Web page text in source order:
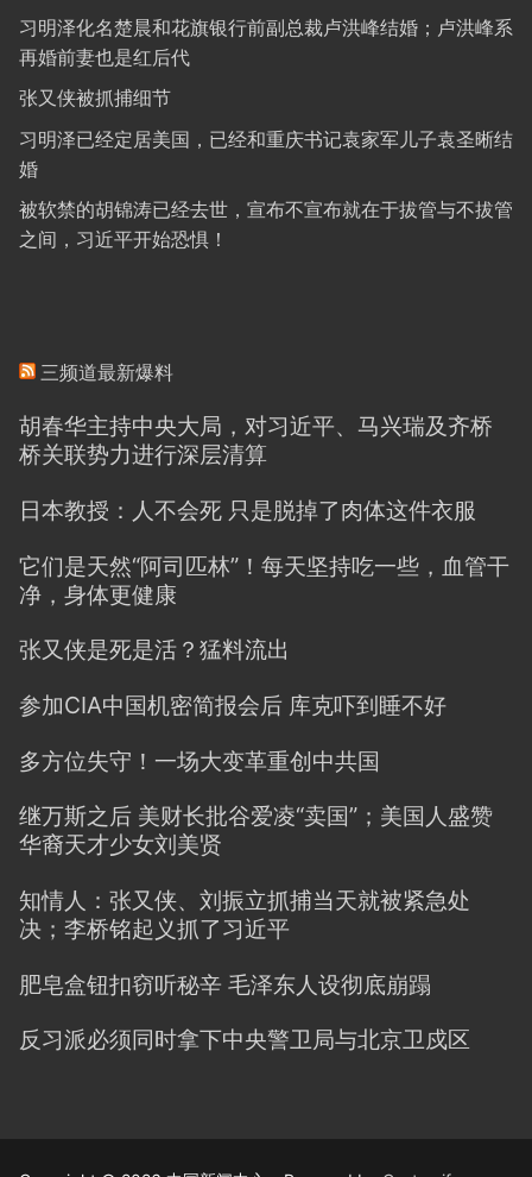
习明泽化名楚晨和花旗银行前副总裁卢洪峰结婚；卢洪峰系
再婚前妻也是红后代
张又侠被抓捕细节
习明泽已经定居美国，已经和重庆书记袁家军儿子袁圣晰结
婚
被软禁的胡锦涛已经去世，宣布不宣布就在于拔管与不拔管
之间，习近平开始恐惧！
三频道最新爆料
胡春华主持中央大局，对习近平、马兴瑞及齐桥
桥关联势力进行深层清算
日本教授：人不会死 只是脱掉了肉体这件衣服
它们是天然“阿司匹林”！每天坚持吃一些，血管干
净，身体更健康
张又侠是死是活？猛料流出
参加CIA中国机密简报会后 库克吓到睡不好
多方位失守！一场大变革重创中共国
继万斯之后 美财长批谷爱凌“卖国”；美国人盛赞
华裔天才少女刘美贤
知情人：张又侠、刘振立抓捕当天就被紧急处
决；李桥铭起义抓了习近平
肥皂盒钮扣窃听秘辛 毛泽东人设彻底崩蹋
反习派必须同时拿下中央警卫局与北京卫戍区